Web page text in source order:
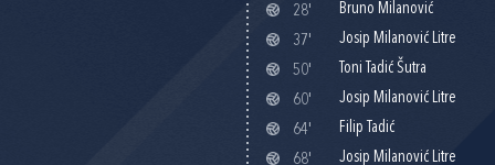
28'
Bruno Milanović
37'
Josip Milanović Litre
50'
Toni Tadić Šutra
60'
Josip Milanović Litre
64'
Filip Tadić
68'
Josip Milanović Litre